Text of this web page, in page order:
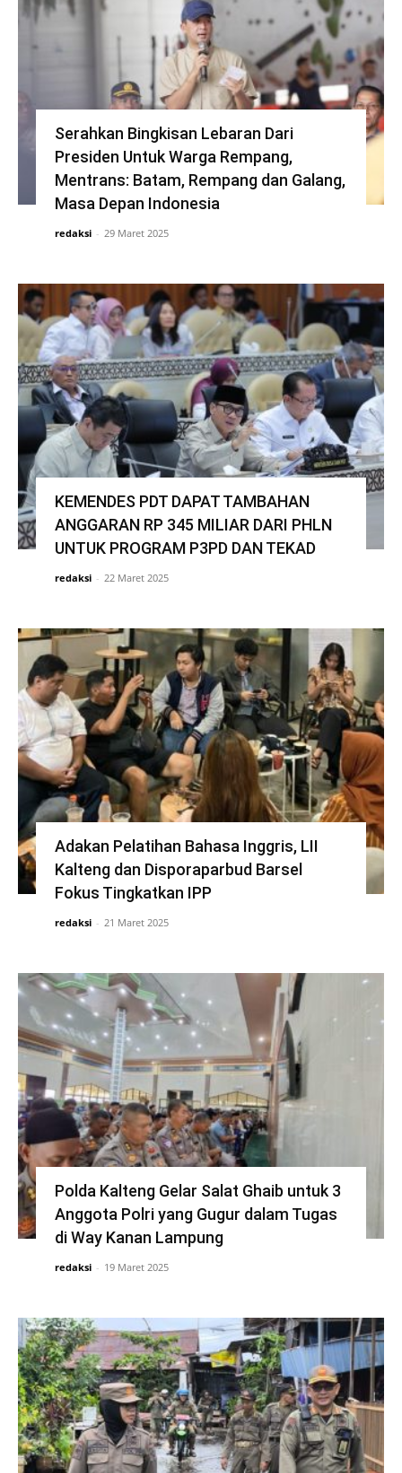
Serahkan Bingkisan Lebaran Dari
Presiden Untuk Warga Rempang,
Mentrans: Batam, Rempang dan Galang,
Masa Depan Indonesia
redaksi - 29 Maret 2025
KEMENDES PDT DAPAT TAMBAHAN
ANGGARAN RP 345 MILIAR DARI PHLN
UNTUK PROGRAM P3PD DAN TEKAD
redaksi - 22 Maret 2025
Adakan Pelatihan Bahasa Inggris, LII
Kalteng dan Disporaparbud Barsel
Fokus Tingkatkan IPP
redaksi - 21 Maret 2025
Polda Kalteng Gelar Salat Ghaib untuk 3
Anggota Polri yang Gugur dalam Tugas
di Way Kanan Lampung
redaksi - 19 Maret 2025